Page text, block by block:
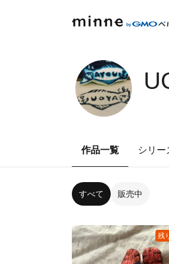
作品一覧 シリー
すべて 販売中
残